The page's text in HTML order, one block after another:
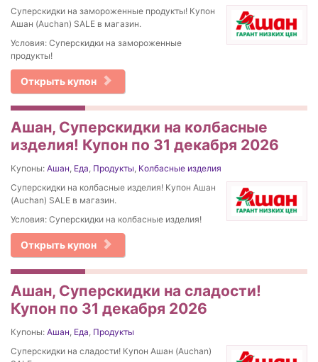
Суперскидки на замороженные продукты! Купон
Ашан (Auchan) SALE в магазин.
Условия: Суперскидки на замороженные
продукты!
Открыть купон
Ашан, Суперскидки на колбасные
изделия! Купон по 31 декабря 2026
Купоны: Ашан, Еда, Продукты, Колбасные изделия
Суперскидки на колбасные изделия! Купон Ашан
(Auchan) SALE в магазин.
Условия: Суперскидки на колбасные изделия!
Открыть купон
Ашан, Суперскидки на сладости!
Купон по 31 декабря 2026
Купоны: Ашан, Еда, Продукты
Суперскидки на сладости! Купон Ашан (Auchan)